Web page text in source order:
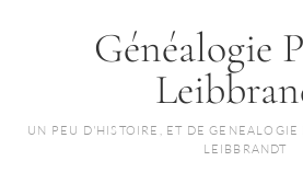
Généalogie
UN PEU D'HISTOIRE, ET DE
LEIBBRANDT